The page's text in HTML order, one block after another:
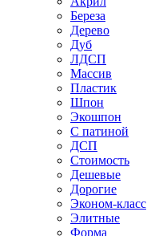
Береза
Дерево
Дуб
ЛДСП
Массив
Пластик
Шпон
Экошпон
С патиной
ДСП
Стоимость
Дешевые
Дорогие
Эконом-класс
Элитные
Форма